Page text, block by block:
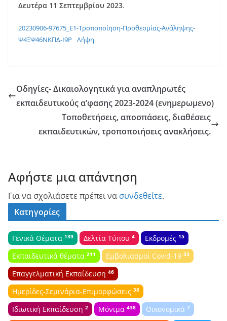
Δευτέρα 11 Σεπτεμβρίου 2023.
20230906-97675_Ε1-Τροποποίηση-Προθεσμίας-Ανάληψης-
Ψ4ΞΨ46ΝΚΠΔ-Ι9Ρ
Λήψη
Οδηγίες- Δικαιολογητικά για αναπληρωτές
εκπαιδευτικούς α’φασης 2023-2024 (ενημερωμενο)
Τοποθετήσεις, αποσπάσεις, διαθέσεις
εκπαιδευτικών, τροποποιήσεις ανακλήσεις.
Αφήστε μια απάντηση
Για να σχολιάσετε πρέπει να συνδεθείτε.
Κατηγορίες
Γενικά Θέματα 139 Δελτία Τύπου 4 Εκδρομές 15
Εκπαιδευτικά θέματα 211 Εμβολιασμοί Covid-19 33
Επαγγελματική Εκπαίδευση 46
Ημερίδες-Σεμινάρια-Επιμορφώσεις 38
Ιδιωτική Εκπαίδευση 2 Μόνιμα 438 Οικονομικά 7